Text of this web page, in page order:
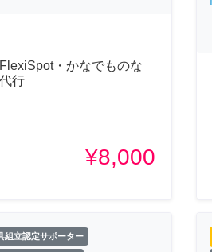
・かなでものな
行
¥8,000
組立認定サポーター